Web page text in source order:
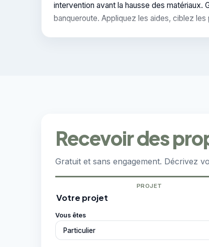
intervention avant la hausse des matériaux.
banqueroute. Appliquez les aides, ciblez
Recevoir des
Gratuit et sans engagement. Décrivez
PROJET
Votre projet
Vous êtes